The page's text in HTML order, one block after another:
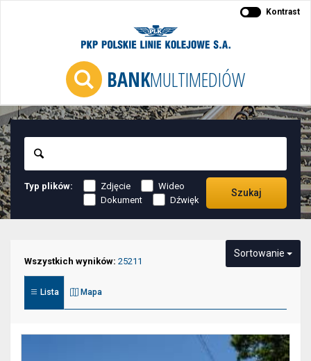
BANKMULTIMEDIÓW
Kontrast
Typ plików: Zdjęcie
Wideo
Dokument
Dźwięk
Szukaj
elementy
służące
filtrowania
Wszystkich wyników: 25211
Lista Mapa
Sortowanie